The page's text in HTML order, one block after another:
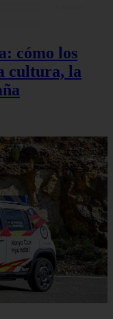
cómo los
cultura, la